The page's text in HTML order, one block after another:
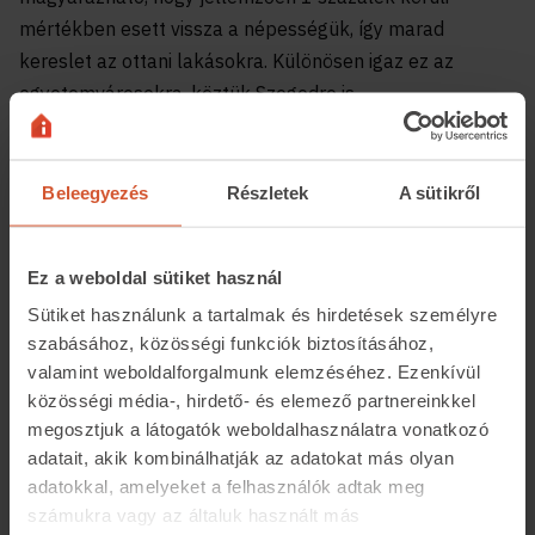
Beleegyezés Részletek A sütikről
Ez a weboldal sütiket használ
Sütiket használunk a tartalmak és hirdetések személyre
szabásához, közösségi funkciók biztosításához,
valamint weboldalforgalmunk elemzéséhez. Ezenkívül
közösségi média-, hirdető- és elemező partnereinkkel
megosztjuk a látogatók weboldalhasználatra vonatkozó
adatait, akik kombinálhatják az adatokat más olyan
adatokkal, amelyeket a felhasználók adtak meg
számukra vagy az általuk használt más
mértékben esett vissza a népességük, így marad
kereslet az ottani lakásokra. Különösen igaz ez az
egyetemvárosokra, köztük Szegedre is.
Az ingatlan.com elemzése szerint Szegeden 1 százalékot
meghaladó mértékben, 1843 fővel mérséklődött a
lakosok száma egy év alatt. Ezzel párhuzamosan az
ottani lakások átlagos négyzetméterára 17 százalékkal
656 ezer forintra nőtt a kínálati piacon.
A vármegyén belül több szegedi agglomerációs
településen is nőtt a népesség, ezzel párhuzamosan